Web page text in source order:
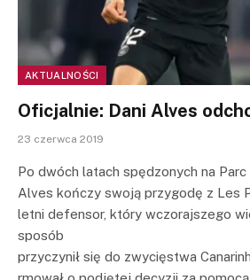
AKTUALNOŚCI
Oficjalnie: Dani Alves
23 czerwca 2019
Po dwóch latach spędzonych na Parc
Alves kończy swoją przygodę z Les
letni defensor, który wczorajszego
sposób
przyczynił się do zwycięstwa